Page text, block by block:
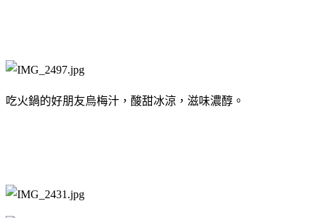
吃火鍋的好朋友烏梅汁，酸甜冰涼，滋味濃醇。